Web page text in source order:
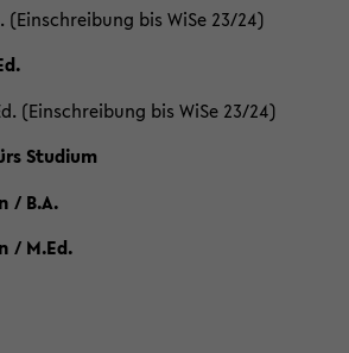
bis WiSe 23/24)
(Einschreibung bis WiSe 23/24)
Studium
/ B.A.
/ M.Ed.